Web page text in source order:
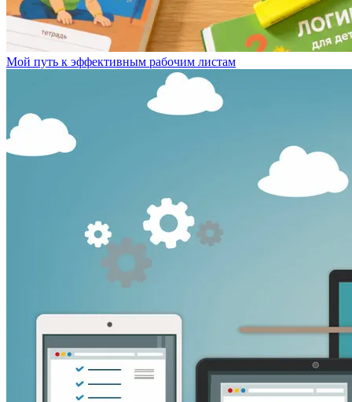
Мой путь к эффективным рабочим листам